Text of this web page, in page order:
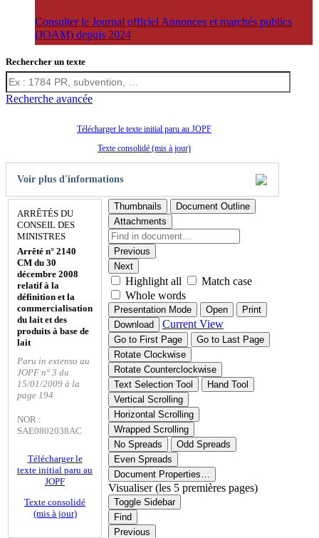
Consulter le Journal officiel Annonces et marchés publics
(JOAM) depuis 2024
Rechercher un texte
Recherche avancée
Télécharger le texte initial paru au JOPF
Texte consolidé (mis à jour)
Voir plus d'informations
ARRÊTÉS DU
CONSEIL DES
MINISTRES
Arrêté n° 2140
CM du 30
décembre 2008
relatif à la
définition et la
commercialisation
du lait et des
produits à base de
lait
Paru in extenso au
JOPF n° 3 du
15/01/2009 à la
page 194
NOR :
SAE0802038AC
Télécharger le
texte initial paru au
JOPF
Texte consolidé
(mis à jour)
Thumbnails
Document Outline
Attachments
Previous
Next
Highlight all
Match case
Whole words
Presentation Mode Open
Print
Download
Current View
Go to First Page
Go to Last Page
Rotate Clockwise
Rotate Counterclockwise
Text Selection Tool
Hand Tool
Vertical Scrolling
Horizontal Scrolling
Wrapped Scrolling
No Spreads
Odd Spreads
Even Spreads
Document Properties…
Visualiser (les 5 premières pages)
Toggle Sidebar
Find
Previous